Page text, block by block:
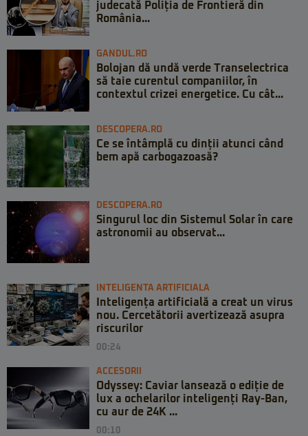
judecată Poliția de Frontieră din
România...
GANDUL.RO
Bolojan dă undă verde Transelectrica
să taie curentul companiilor, în
contextul crizei energetice. Cu cât...
DESCOPERA.RO
Ce se întâmplă cu dinții atunci când
bem apă carbogazoasă?
DESCOPERA.RO
Singurul loc din Sistemul Solar în care
astronomii au observat...
INTELIGENTA ARTIFICIALA
Inteligența artificială a creat un virus
nou. Cercetătorii avertizează asupra
riscurilor
00:24
ACCESORII
Odyssey: Caviar lansează o ediție de
lux a ochelarilor inteligenți Ray-Ban,
cu aur de 24K ...
00:10